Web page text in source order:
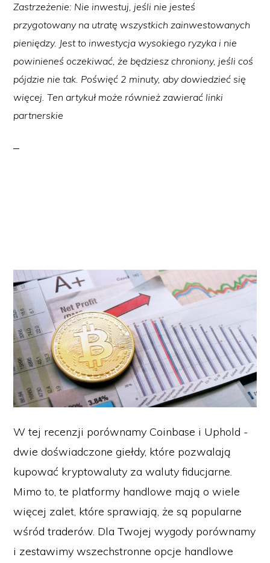
Zastrzeżenie: Nie inwestuj, jeśli nie jesteś
przygotowany na utratę wszystkich zainwestowanych
pieniędzy. Jest to inwestycja wysokiego ryzyka i nie
powinieneś oczekiwać, że będziesz chroniony, jeśli coś
pójdzie nie tak. Poświęć 2 minuty, aby dowiedzieć się
więcej. Ten artykuł może również zawierać linki
partnerskie
W tej recenzji porównamy Coinbase i Uphold -
dwie doświadczone giełdy, które pozwalają
kupować kryptowaluty za waluty fiducjarne.
Mimo to, te platformy handlowe mają o wiele
więcej zalet, które sprawiają, że są popularne
wśród traderów. Dla Twojej wygody porównamy
i zestawimy wszechstronne opcje handlowe